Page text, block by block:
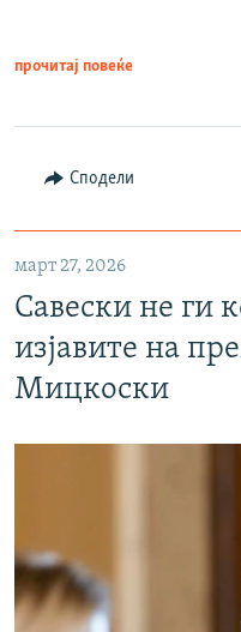
прочитај повеќе
Сподели
март 27, 2026
Савески не ги
изјавите на
Мицкоски